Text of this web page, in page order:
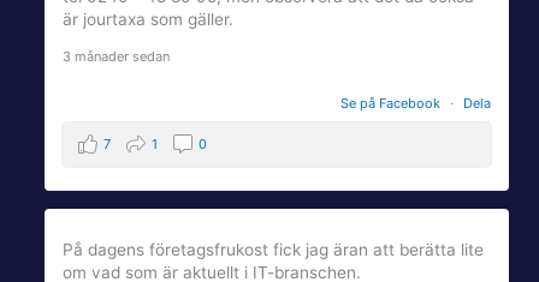
är jourtaxa som gäller.
3 månader sedan
Se på Facebook · Dela
7 1 0
På dagens företagsfrukost fick jag äran att berätta lite
om vad som är aktuellt i IT-branschen.